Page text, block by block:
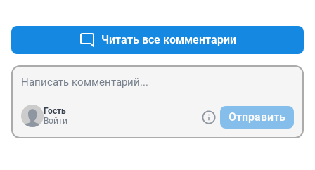
Читать все комментарии
Гость
Войти
Отправить